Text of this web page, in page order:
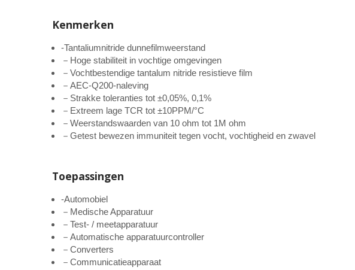
Kenmerken
-Tantaliumnitride dunnefilmweerstand
－Hoge stabiliteit in vochtige omgevingen
－Vochtbestendige tantalum nitride resistieve film
－AEC-Q200-naleving
－Strakke toleranties tot ±0,05%, 0,1%
－Extreem lage TCR tot ±10PPM/°C
－Weerstandswaarden van 10 ohm tot 1M ohm
－Getest bewezen immuniteit tegen vocht, vochtigheid en zwavel
Toepassingen
-Automobiel
－Medische Apparatuur
－Test- / meetapparatuur
－Automatische apparatuurcontroller
－Converters
－Communicatieapparaat